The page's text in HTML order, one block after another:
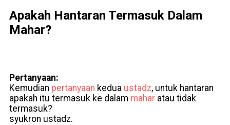
Apakah Hantaran Termasuk Dalam
Mahar?
Pertanyaan:
Kemudian pertanyaan kedua ustadz, untuk hantaran
apakah itu termasuk ke dalam maharatau tidak
termasuk?
syukron ustadz.